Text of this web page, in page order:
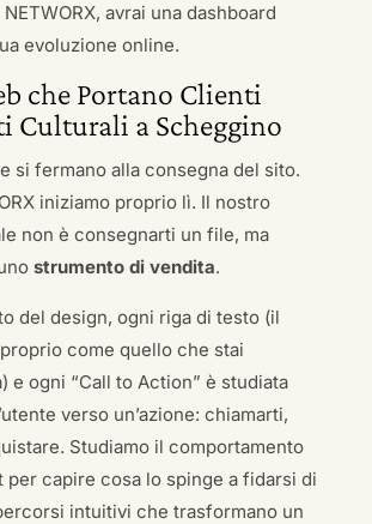
avrai una dashboard
evoluzione online.
che Portano Clienti
Culturali a Scheggino
si fermano alla consegna del sito.
iniziamo proprio lì. Il nostro
non è consegnarti un file, ma
strumento di vendita.
del design, ogni riga di testo (il
come quello che stai
e ogni “Call to Action” è studiata
verso un’azione: chiamarti,
Studiamo il comportamento
per capire cosa lo spinge a fidarsi di
intuitivi che trasformano un